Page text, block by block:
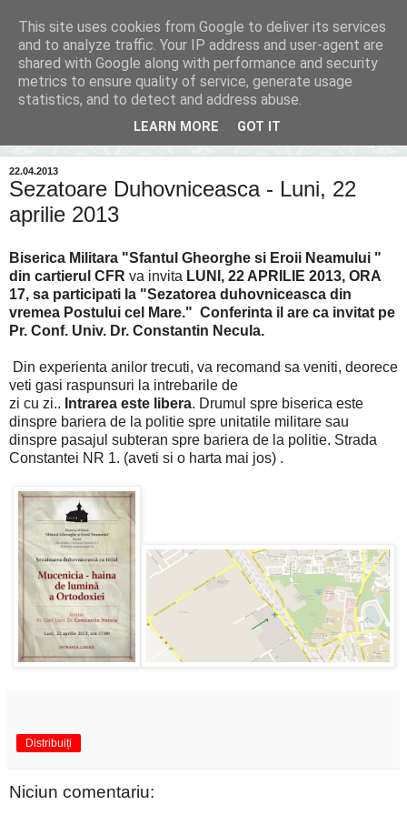
Inima Bacăului
Din inima Bacăului...spre inima ta...
22.04.2013
Sezatoare Duhovniceasca - Luni, 22
aprilie 2013
Biserica Militara "Sfantul Gheorghe si Eroii Neamului "
din cartierul CFR va invita LUNI, 22 APRILIE 2013, ORA
17, sa participati la "Sezatorea duhovniceasca din
vremea Postului cel Mare." Conferinta il are ca invitat pe
Pr. Conf. Univ. Dr. Constantin Necula.
Din experienta anilor trecuti, va recomand sa veniti, deorece
veti gasi raspunsuri la intrebarile de
zi cu zi.. Intrarea este libera. Drumul spre biserica este
dinspre bariera de la politie spre unitatile militare sau
dinspre pasajul subteran spre bariera de la politie. Strada
Constantei NR 1. (aveti si o harta mai jos) .
Distribuiți
Niciun comentariu:
This site uses cookies from Google to deliver its services
and to analyze traffic. Your IP address and user-agent are
shared with Google along with performance and security
metrics to ensure quality of service, generate usage
statistics, and to detect and address abuse.
LEARN MORE GOT IT